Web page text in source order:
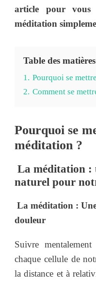
article pour vous
méditation
Table des matières
1. Pourquoi se
2. Comment se
Pourquoi se
méditation ?
La méditation :
naturel pour
La méditation :
douleur
Suivre
chaque cellule de
la distance et à